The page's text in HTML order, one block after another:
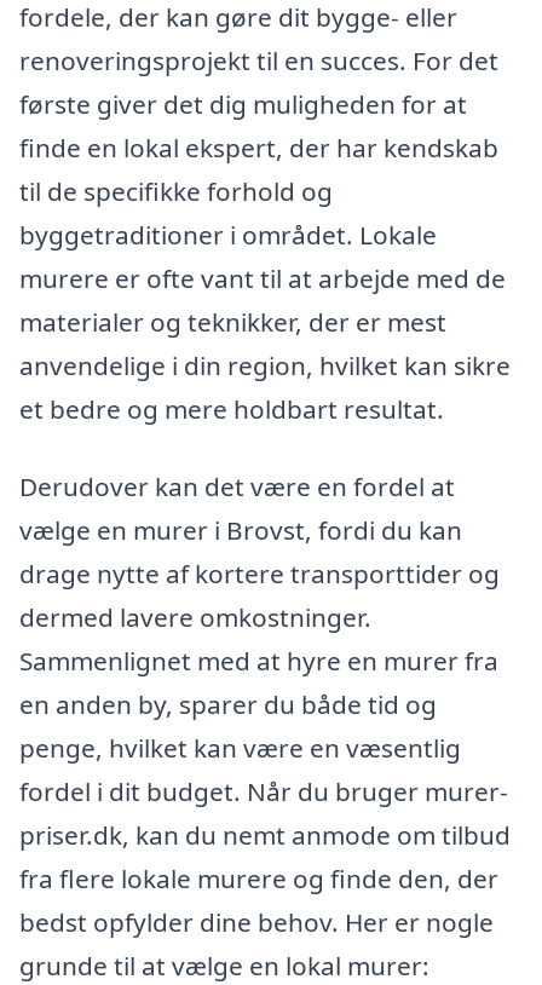
fordele, der kan gøre dit bygge- eller
renoveringsprojekt til en succes. For det
første giver det dig muligheden for at
finde en lokal ekspert, der har kendskab
til de specifikke forhold og
byggetraditioner i området. Lokale
murere er ofte vant til at arbejde med de
materialer og teknikker, der er mest
anvendelige i din region, hvilket kan sikre
et bedre og mere holdbart resultat.
Derudover kan det være en fordel at
vælge en murer i Brovst, fordi du kan
drage nytte af kortere transporttider og
dermed lavere omkostninger.
Sammenlignet med at hyre en murer fra
en anden by, sparer du både tid og
penge, hvilket kan være en væsentlig
fordel i dit budget. Når du bruger murer-
priser.dk, kan du nemt anmode om tilbud
fra flere lokale murere og finde den, der
bedst opfylder dine behov. Her er nogle
grunde til at vælge en lokal murer: